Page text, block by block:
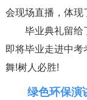
会现场直播，体现
毕业典礼留给
即将毕业走进中
舞!树人必胜!
绿色环保演